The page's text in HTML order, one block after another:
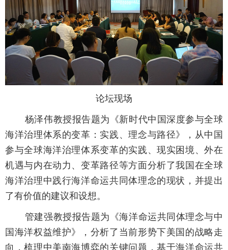
论坛现场
杨泽伟教授报告题为《新时代中国深度参与全球
海洋治理体系的变革：实践、理念与路径》，从中国
参与全球海洋治理体系变革的实践、现实困境、外在
机遇与内在动力、变革路径等方面分析了我国在全球
海洋治理中践行海洋命运共同体理念的现状，并提出
了有价值的建议和设想。
管建强教授报告题为《海洋命运共同体理念与中
国海洋权益维护》，分析了当前形势下美国的战略走
向，梳理中美南海博弈的关键问题，基于海洋命运共